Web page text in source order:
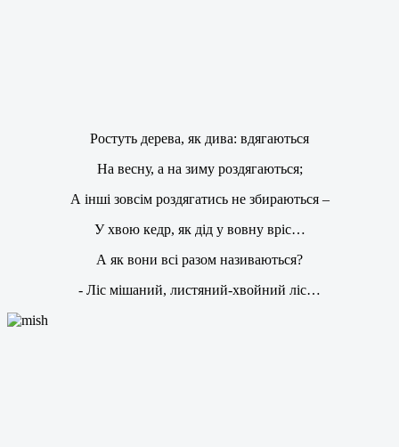
Ростуть дерева, як дива: вдягаються
На весну, а на зиму роздягаються;
А інші зовсім роздягатись не збираються –
У хвою кедр, як дід у вовну вріс…
А як вони всі разом називаються?
- Ліс мішаний, листяний-хвойний ліс…